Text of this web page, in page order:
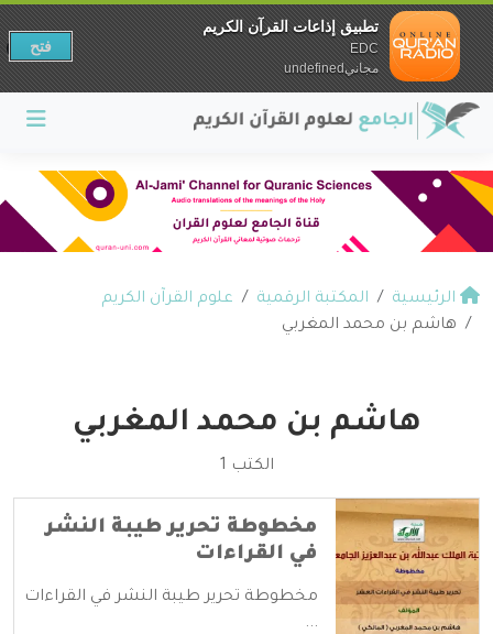
الرئيسية المكتبة الرقمية
علوم القرآن الكريم
هاشم بن محمد المغربي
هاشم بن محمد المغربي
الكتب 1
مخطوطة تحرير طيبة النشر
في القراءات
مخطوطة تحرير طيبة النشر في القراءات
...
تطبيق إذاعات القرآن الكريم
EDC
مجانيundefined
فتح